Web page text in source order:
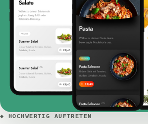
◆ HOCHWERTIG AUFTRETEN